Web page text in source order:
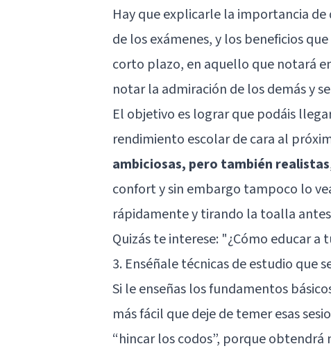
Hay que explicarle la importancia
de los exámenes, y los beneficios
corto plazo, en aquello que notará
notar la admiración de los demás y
El objetivo es lograr que podáis
rendimiento escolar de cara al
ambiciosas, pero también realistas
confort y sin embargo tampoco lo
rápidamente y tirando la toalla
Quizás te interese: "¿Cómo educar a
3. Enséñale técnicas de estudio que
Si le enseñas los fundamentos
más fácil que deje de temer esas
“hincar los codos”, porque